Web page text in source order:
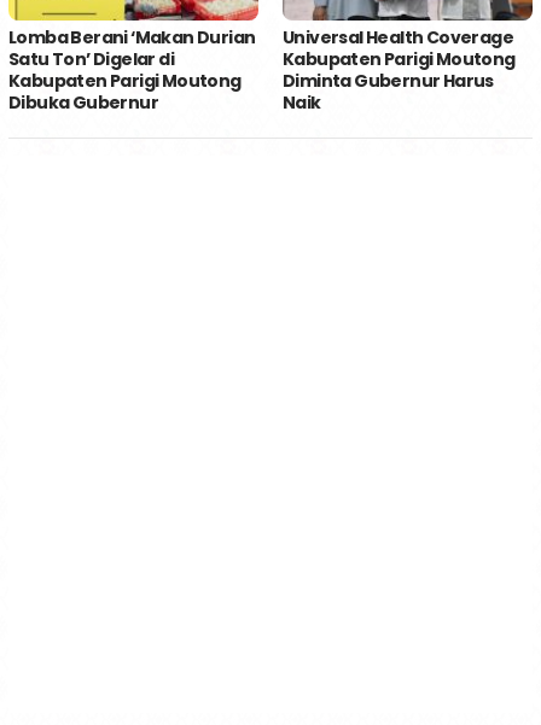
Lomba Berani ‘Makan Durian
Satu Ton’ Digelar di
Kabupaten Parigi Moutong
Dibuka Gubernur
Universal Health Coverage
Kabupaten Parigi Moutong
Diminta Gubernur Harus
Naik